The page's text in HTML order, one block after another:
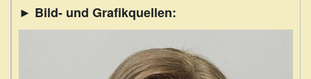
► Bild- und Grafikquellen: